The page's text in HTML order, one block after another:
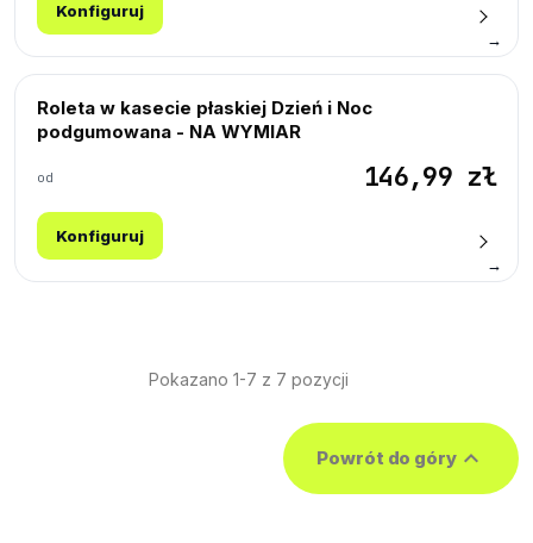
Konfiguruj
→
Roleta w kasecie płaskiej Dzień i Noc
podgumowana - NA WYMIAR
od 146,99 zł
Konfiguruj
→
Pokazano 1-7 z 7 pozycji
Powrót do góry 